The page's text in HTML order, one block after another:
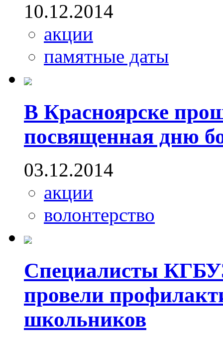
10.12.2014
акции
памятные даты
В Красноярске
посвященная дню
03.12.2014
акции
волонтерство
Специалисты
провели
школьников